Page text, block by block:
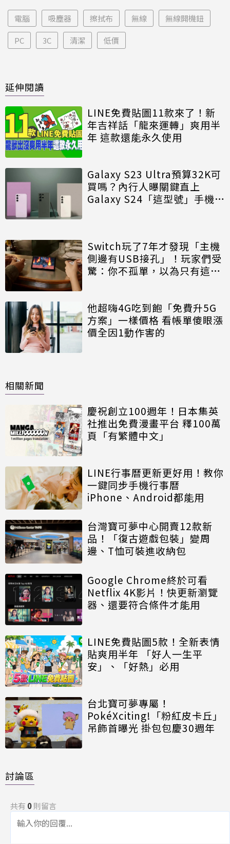
電腦 吸塵器 擦拭布 無線 無線開機鈕
PC 3C 清潔 低價
延伸閱讀
LINE免費貼圖11款來了！新
年吉祥話「龍來運轉」爽用半
年 這款還能永久使用
Galaxy S23 Ultra預算32K可
買嗎？內行人曝關鍵直上
Galaxy S24「這型號」手機高
Switch玩了7年才發現「主機
側邊有USB接孔」！玩家們受
驚：你不孤單，以為只有這一
他超嗨4G吃到飽「免費升5G
方案」一樣價格 看帳單傻眼漲
價全因1動作害的
相關新聞
慶祝創立100週年！日本集英
社推出免費漫畫平台 釋100萬
頁「有繁體中文」
LINE行事曆更新更好用！教你
一鍵同步手機行事曆
iPhone、Android都能用
台灣寶可夢中心開賣12款新
品！「復古遊戲包裝」變周
邊、T恤可裝進收納包
Google Chrome終於可看
Netflix 4K影片！快更新瀏覽
器、還要符合條件才能用
LINE免費貼圖5款！全新表情
貼爽用半年 「好人一生平
安」、「好熱」必用
台北寶可夢專屬！
PokéXciting!「粉紅皮卡丘」
吊飾首曝光 掛包包慶30週年
討論區
共有 0則留言